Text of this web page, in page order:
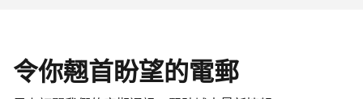
令你翹首盼望的電郵